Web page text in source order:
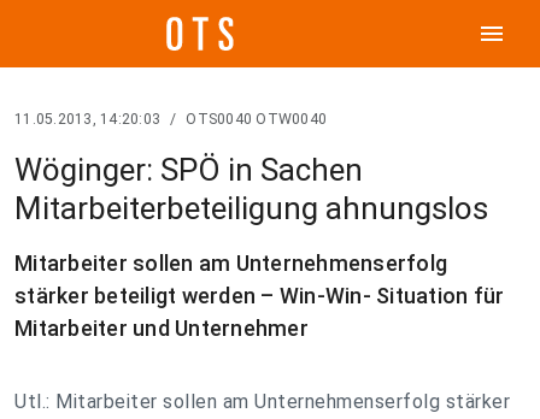
menu
11.05.2013, 14:20:03 / OTS0040 OTW0040
Wöginger: SPÖ in Sachen
Mitarbeiterbeteiligung ahnungslos
Mitarbeiter sollen am Unternehmenserfolg
stärker beteiligt werden – Win-Win- Situation für
Mitarbeiter und Unternehmer
Utl.: Mitarbeiter sollen am Unternehmenserfolg stärker